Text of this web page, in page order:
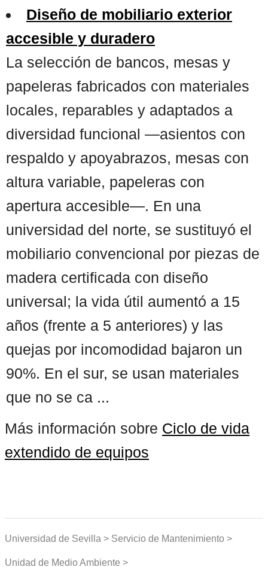
Diseño de mobiliario exterior
accesible y duradero
La selección de bancos, mesas y
papeleras fabricados con materiales
locales, reparables y adaptados a
diversidad funcional —asientos con
respaldo y apoyabrazos, mesas con
altura variable, papeleras con
apertura accesible—. En una
universidad del norte, se sustituyó el
mobiliario convencional por piezas de
madera certificada con diseño
universal; la vida útil aumentó a 15
años (frente a 5 anteriores) y las
quejas por incomodidad bajaron un
90%. En el sur, se usan materiales
que no se ca ...
Más información sobre Ciclo de vida
extendido de equipos
Universidad de Sevilla > Servicio de Mantenimiento >
Unidad de Medio Ambiente >